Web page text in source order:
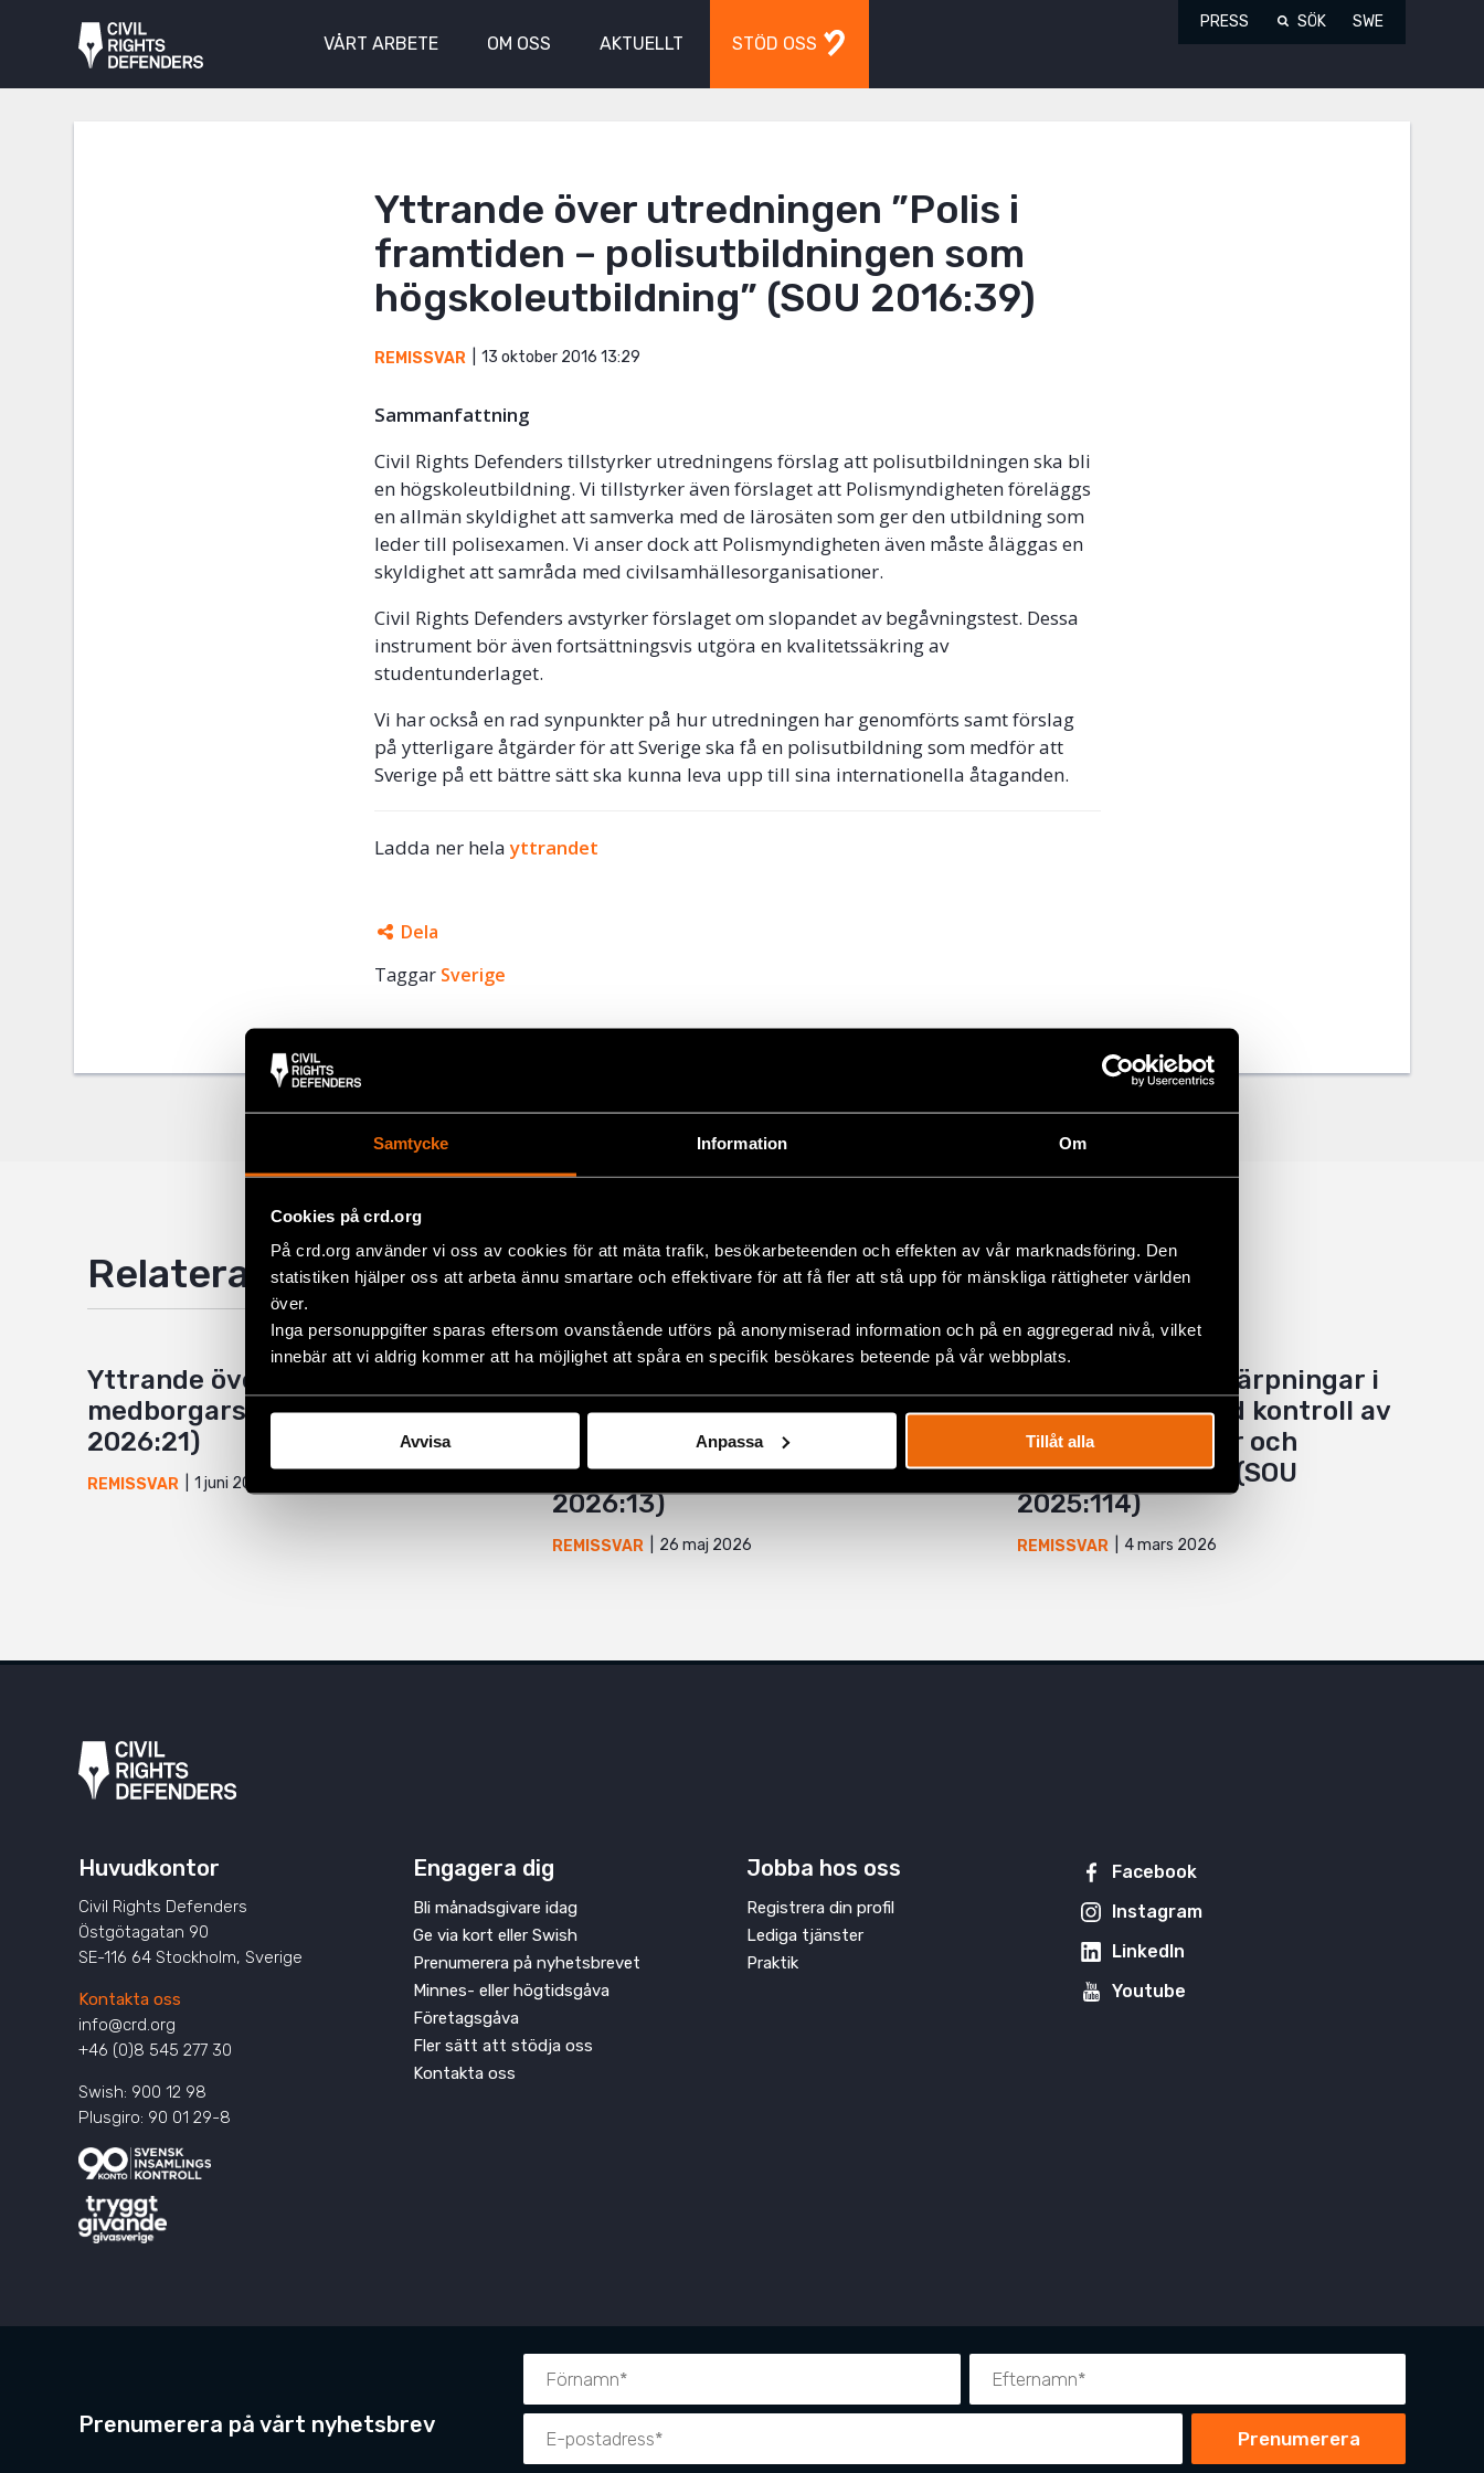
Samtycke Information Om
Cookies på crd.org
På crd.org använder vi oss av cookies för att mäta trafik, besökarbeteenden och effekten av vår marknadsföring. Den
statistiken hjälper oss att arbeta ännu smartare och effektivare för att få fler att stå upp för mänskliga rättigheter världen
över.
Inga personuppgifter sparas eftersom ovanstående utförs på anonymiserad information och på en aggregerad nivå, vilket
innebär att vi aldrig kommer att ha möjlighet att spåra en specifik besökares beteende på vår webbplats.
Avvisa Anpassa Tillåt alla
VÅRT ARBETE OM OSS AKTUELLT STÖD OSS
PRESS SÖK SWE
Yttrande över utredningen ”Polis i
framtiden – polisutbildningen som
högskoleutbildning” (SOU 2016:39)
REMISSVAR 13 oktober 2016 13:29
Sammanfattning
Civil Rights Defenders tillstyrker utredningens förslag att polisutbildningen ska bli
en högskoleutbildning. Vi tillstyrker även förslaget att Polismyndigheten föreläggs
en allmän skyldighet att samverka med de lärosäten som ger den utbildning som
leder till polisexamen. Vi anser dock att Polismyndigheten även måste åläggas en
skyldighet att samråda med civilsamhällesorganisationer.
Civil Rights Defenders avstyrker förslaget om slopandet av begåvningstest. Dessa
instrument bör även fortsättningsvis utgöra en kvalitetssäkring av
studentunderlaget.
Vi har också en rad synpunkter på hur utredningen har genomförts samt förslag
på ytterligare åtgärder för att Sverige ska få en polisutbildning som medför att
Sverige på ett bättre sätt ska kunna leva upp till sina internationella åtaganden.
Ladda ner helayttrandet
Dela
Facebook
Taggar Sverige
Relaterade artiklar
Yttrande över Återkallelse av
medborgarskap (SOU
2026:21)
REMISSVAR 1 juni 2026
för deltagande i och samröre
med kriminella
sammanslutningar (SOU
2026:13)
REMISSVAR 26 maj 2026
Yttrande över Skärpningar i
lagen om särskild kontroll av
vissa utlänningar och
utlänningslagen (SOU
2025:114)
REMISSVAR 4 mars 2026
Huvudkontor
Civil Rights Defenders
Östgötagatan 90
SE-116 64 Stockholm, Sverige
Kontakta oss
info@crd.org
+46 (0)8 545 277 30
Swish: 900 12 98
Plusgiro: 90 01 29-8
Engagera dig
Bli månadsgivare idag
Ge via kort eller Swish
Prenumerera på nyhetsbrevet
Minnes- eller högtidsgåva
Företagsgåva
Fler sätt att stödja oss
Kontakta oss
Jobba hos oss
Registrera din profil
Lediga tjänster
Praktik
Facebook
Instagram
LinkedIn
Youtube
Prenumerera på vårt nyhetsbrev